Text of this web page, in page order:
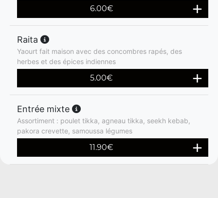
6.00€
Raita
Yaourt fait maison avec des concombres rapés, des
herbes et des épices indiennes
5.00€
Entrée mixte
Assortiment : poulet tikka, agneau tikka, seekh kebab,
pakora crevette, samoussa légumes
11.90€